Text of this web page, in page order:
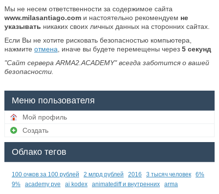
Мы не несем ответственности за содержимое сайта
www.milasantiago.comи настоятельно рекомендуем не
указывать никаких своих личных данных на сторонних сайтах.
Если Вы не хотите рисковать безопасностью компьютера,
нажмите отмена , иначе вы будете перемещены через 5секунд
"Сайт сервера ARMA2.ACADEMY" всегда заботится о вашей
безопасности.
Меню пользователя
Мой профиль
Создать
Облако тегов
100 очков за 100 рублей 2 млрд рублей 2016 3 тысяч человек
6%
9%
academy pve ai kodex animatediff и внутренних arma